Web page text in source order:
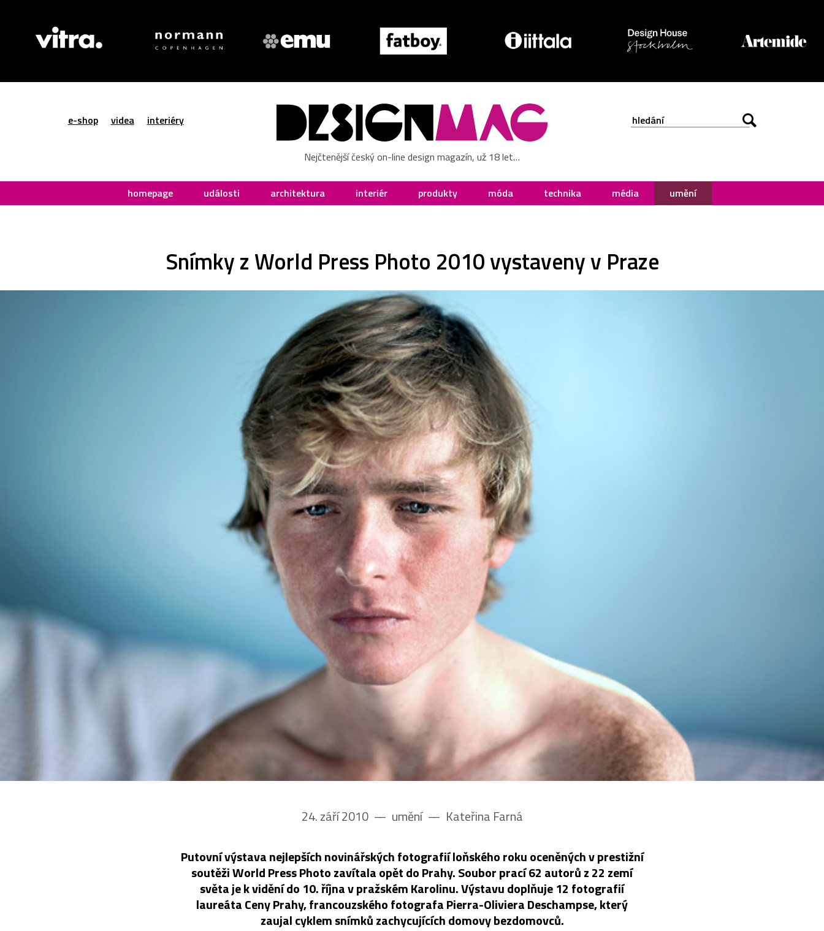
e-shop videa interiéry
Nejčtenější český on-line design magazín, už 18 let…
homepage události architektura interiér produkty móda technika média umění
Snímky z World Press Photo 2010 vystaveny v Praze
24. září 2010 –– umění –– Kateřina Farná
Putovní výstava nejlepších novinářských fotografií loňského roku oceněných v prestižní
soutěži World Press Photo zavítala opět do Prahy. Soubor prací 62 autorů z 22 zemí
světa je k vidění do 10. října v pražském Karolinu. Výstavu doplňuje 12 fotografií
laureáta Ceny Prahy, francouzského fotografa Pierra-Oliviera Deschampse, který
zaujal cyklem snímků zachycujících domovy bezdomovců.